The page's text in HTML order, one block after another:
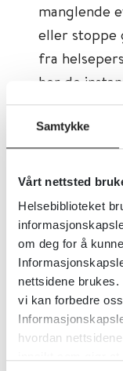
Samtykke
Vårt nettsted
Helsebiblioteket
om deg for å
nettsidene
vi kan forbedre
hvordan
manglende
eller stoppe
fra
her de
primært
helsetilsyn
politiet og
Det
og
mai 2022.
utfordringer
fra